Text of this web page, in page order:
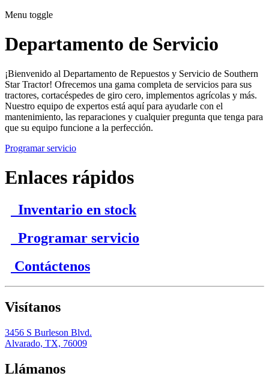
Menu toggle
Departamento de Servicio
¡Bienvenido al Departamento de Repuestos y Servicio de Southern
Star Tractor! Ofrecemos una gama completa de servicios para sus
tractores, cortacéspedes de giro cero, implementos agrícolas y más.
Nuestro equipo de expertos está aquí para ayudarle con el
mantenimiento, las reparaciones y cualquier pregunta que tenga para
que su equipo funcione a la perfección.
Programar servicio
Enlaces rápidos
Inventario en stock
Programar servicio
Contáctenos
Visítanos
3456 S Burleson Blvd.
Alvarado, TX, 76009
Llámanos